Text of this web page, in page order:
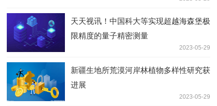
天天视讯！中国科大等实现超越海森堡极
限精度的量子精密测量
2023-05-29
新疆生地所荒漠河岸林植物多样性研究获
进展
2023-05-29